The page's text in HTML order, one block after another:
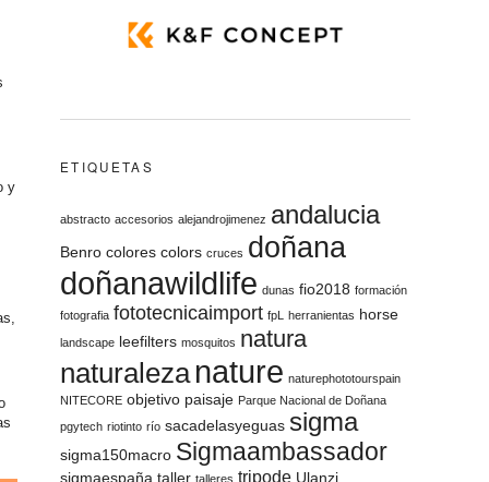
y
ETIQUETAS
abstracto accesorios alejandrojimenez andalucia
Benro colores colors cruces doñana
doñanawildlife dunas fio2018 formación
fotografia fototecnicaimport fpL herranientas horse
landscape leefilters mosquitos natura
naturaleza nature naturephototourspain
NITECORE objetivo paisaje Parque Nacional de Doñana
pgytech riotinto río sacadelasyeguas sigma
sigma150macro Sigmaambassador
sigmaespaña taller talleres tripode Ulanzi